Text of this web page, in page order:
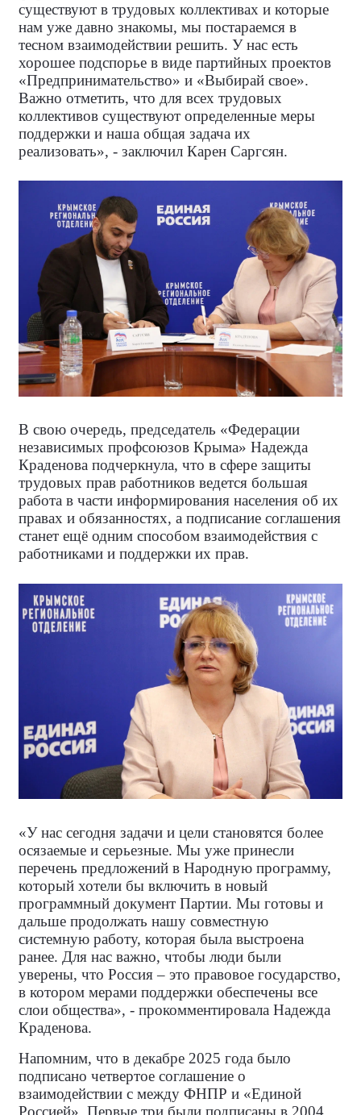
существуют в трудовых коллективах и которые
нам уже давно знакомы, мы постараемся в
тесном взаимодействии решить. У нас есть
хорошее подспорье в виде партийных проектов
«Предпринимательство» и «Выбирай свое».
Важно отметить, что для всех трудовых
коллективов существуют определенные меры
поддержки и наша общая задача их
реализовать», - заключил Карен Саргсян.
В свою очередь, председатель «Федерации
независимых профсоюзов Крыма» Надежда
Краденова подчеркнула, что в сфере защиты
трудовых прав работников ведется большая
работа в части информирования населения об их
правах и обязанностях, а подписание соглашения
станет ещё одним способом взаимодействия с
работниками и поддержки их прав.
«У нас сегодня задачи и цели становятся более
осязаемые и серьезные. Мы уже принесли
перечень предложений в Народную программу,
который хотели бы включить в новый
программный документ Партии. Мы готовы и
дальше продолжать нашу совместную
системную работу, которая была выстроена
ранее. Для нас важно, чтобы люди были
уверены, что Россия – это правовое государство,
в котором мерами поддержки обеспечены все
слои общества», - прокомментировала Надежда
Краденова.
Напомним, что в декабре 2025 года было
подписано четвертое соглашение о
взаимодействии с между ФНПР и «Единой
Россией». Первые три были подписаны в 2004,